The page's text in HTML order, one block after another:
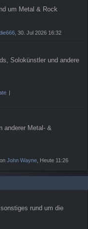
um Metal & Rock
, 30. Jul 2026 16:32
Solokünstler und andere
anderer Metal- &
John Wayne , Heute 11:26
rund um die